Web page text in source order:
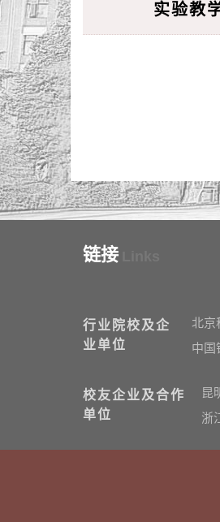
实验教
链接
行业院校及企
业单位
北京
中国
校友企业及合作
单位
昆
浙